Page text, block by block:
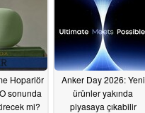
Hoparlör
sonunda
mi?
Anker Day 2026: Yeni
ürünler yakında
piyasaya çıkabilir